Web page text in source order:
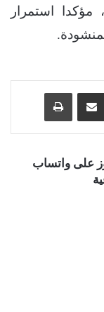
مؤكدا استمرار
على واتساب